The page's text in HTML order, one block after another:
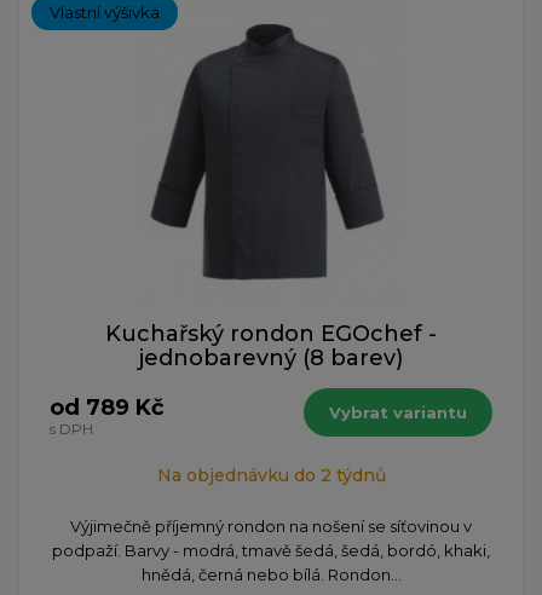
Vlastní výšivka
Kuchařský rondon EGOchef -
jednobarevný (8 barev)
od 789 Kč
s DPH
Vybrat variantu
Na objednávku do 2 týdnů
Výjimečně příjemný rondon na nošení se síťovinou v
podpaží. Barvy - modrá, tmavě šedá, šedá, bordó, khaki,
hnědá, černá nebo bílá. Rondon...